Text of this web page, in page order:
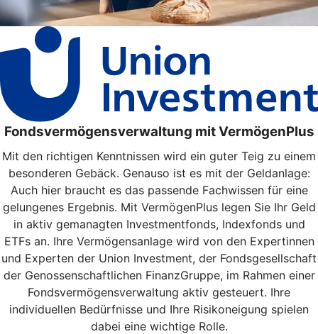
Fondsvermögensverwaltung mit VermögenPlus
Mit den richtigen Kenntnissen wird ein guter Teig zu einem
besonderen Gebäck. Genauso ist es mit der Geldanlage:
Auch hier braucht es das passende Fachwissen für eine
gelungenes Ergebnis. Mit VermögenPlus legen Sie Ihr Geld
in aktiv gemanagten Investmentfonds, Indexfonds und
ETFs an. Ihre Vermögensanlage wird von den Expertinnen
und Experten der Union Investment, der Fondsgesellschaft
der Genossenschaftlichen FinanzGruppe, im Rahmen einer
Fondsvermögensverwaltung aktiv gesteuert. Ihre
individuellen Bedürfnisse und Ihre Risikoneigung spielen
dabei eine wichtige Rolle.